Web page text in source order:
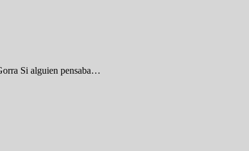
Si alguien pensaba…